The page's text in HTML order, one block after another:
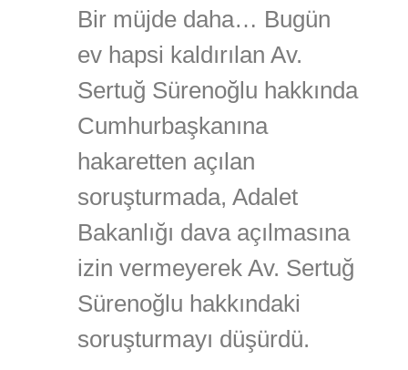
Bir müjde daha… Bugün
ev hapsi kaldırılan Av.
Sertuğ Sürenoğlu hakkında
Cumhurbaşkanına
hakaretten açılan
soruşturmada, Adalet
Bakanlığı dava açılmasına
izin vermeyerek Av. Sertuğ
Sürenoğlu hakkındaki
soruşturmayı düşürdü.